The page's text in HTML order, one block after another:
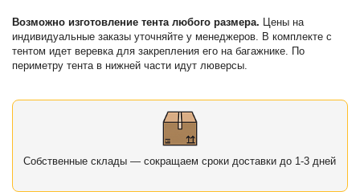
Возможно изготовление тента любого размера. Цены на
индивидуальные заказы уточняйте у менеджеров. В комплекте с
тентом идет веревка для закрепления его на багажнике. По
периметру тента в нижней части идут люверсы.
Собственные склады — сокращаем сроки доставки до 1-3 дней